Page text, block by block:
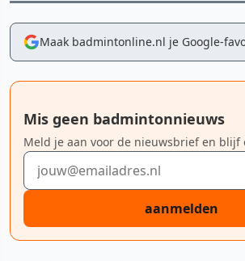
Maak badmintonline.nl je Google-
Mis geen badmintonnieuws
Meld je aan voor de nieuwsbrief en blijf
E-mailadres
aanmelden